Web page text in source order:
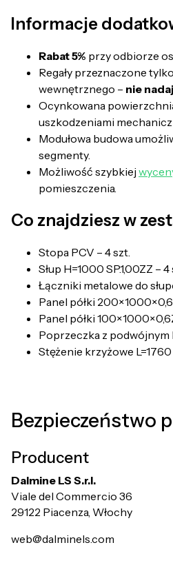
Informacje
Rabat 5% przy odbiorze
Regały przeznaczone
wewnętrznego – nie
Ocynkowana
uszkodzeniami
Modułowa budowa
segmenty.
Możliwość szybkiej
pomieszczenia.
Co znajdziesz w
Stopa PCV – 4 szt.
Słup H=1000 SP.1,00ZZ – 4
Łączniki metalowe do
Panel półki
Panel półki
Poprzeczka z podwójnym
Stężenie krzyżowe L=1760
Bezpieczeństwo
Producent
Dalmine LS S.r.l.
Viale del Commercio 36
29122 Piacenza, Włochy
web@dalminels.com